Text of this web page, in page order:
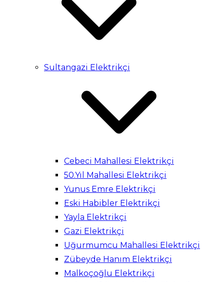
Sultangazi Elektrikçi
Cebeci Mahallesi Elektrikçi
50.Yıl Mahallesi Elektrikçi
Yunus Emre Elektrikçi
Eski Habibler Elektrikçi
Yayla Elektrikçi
Gazi Elektrikçi
Uğurmumcu Mahallesi Elektrikçi
Zübeyde Hanım Elektrikçi
Malkoçoğlu Elektrikçi